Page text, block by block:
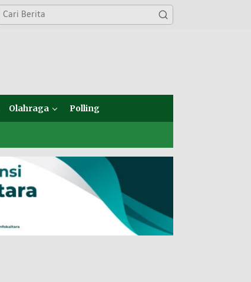
Olahraga Polling